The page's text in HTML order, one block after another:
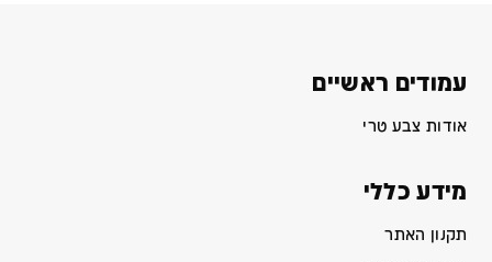
עמודים ראשיים
אודות צבע טרי
מידע כללי
תקנון האתר